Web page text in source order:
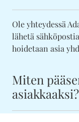
Ole yhteydessä
lähetä
hoidetaan asia
Miten
asiakkaaksi?